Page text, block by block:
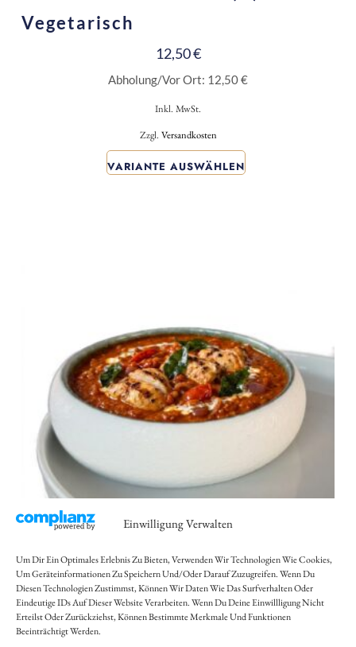
Einwilligung Verwalten
Um Dir Ein Optimales Erlebnis Zu Bieten, Verwenden Wir Technologien Wie Cookies,
Um Geräteinformationen Zu Speichern Und/oder Darauf Zuzugreifen. Wenn Du
Diesen Technologien Zustimmst, Können Wir Daten Wie Das Surfverhalten Oder
Eindeutige IDs Auf Dieser Website Verarbeiten. Wenn Du Deine Einwillligung Nicht
Erteilst Oder Zurückziehst, Können Bestimmte Merkmale Und Funktionen
Beeinträchtigt Werden.
Vegetarisch
12,50€
Abholung/Vor Ort: 12,50€
Inkl. MwSt.
Zzgl. Versandkosten
VARIANTE AUSWÄHLEN
Menü: Madurai Chicken Tikka
Masala (G)